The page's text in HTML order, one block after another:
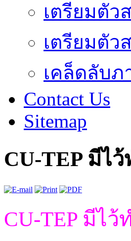
เตรียมตัว
เตรียมตัว
เคล็ดลับภ
Contact Us
Sitemap
CU-TEP มีไ
CU-TEP มีไว้